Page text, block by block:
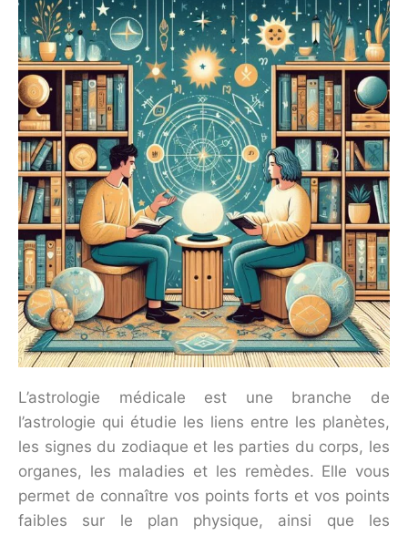
L’astrologie médicale est une branche de
l’astrologie qui étudie les liens entre les planètes,
les signes du zodiaque et les parties du corps, les
organes, les maladies et les remèdes. Elle vous
permet de connaître vos points forts et vos points
faibles sur le plan physique, ainsi que les